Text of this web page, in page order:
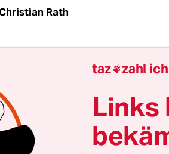
Rath
hat jahrelang das
auf
Gerichtshof (EuGH) in
bei der
taz zahl ich
Links